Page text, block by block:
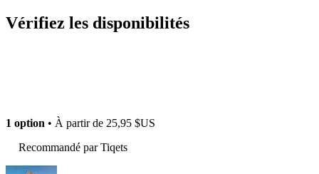
Vérifiez les disponibilités
1 option • À partir de 25,95 $US
Recommandé par Tiqets